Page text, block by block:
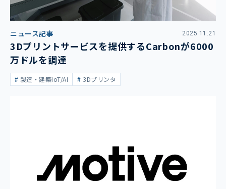
ニュース記事 2025.11.21
3Dプリントサービスを提供するCarbonが6000
万ドルを調達
製造・建築IoT/AI 3Dプリンタ